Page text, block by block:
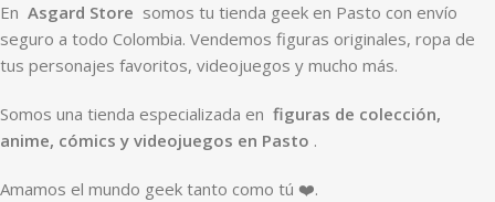
En Asgard Store somos tu tienda geek en Pasto con envío
seguro a todo Colombia. Vendemos figuras originales, ropa de
tus personajes favoritos, videojuegos y mucho más.
Somos una tienda especializada en figuras de colección,
anime, cómics y videojuegos en Pasto .
Amamos el mundo geek tanto como tú ❤️.